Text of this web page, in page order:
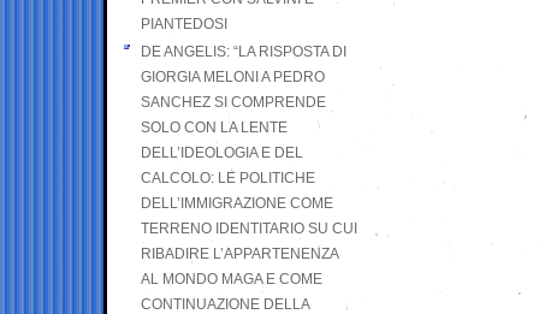
PIANTEDOSI
DE ANGELIS: “LA RISPOSTA DI
GIORGIA MELONI A PEDRO
SANCHEZ SI COMPRENDE
SOLO CON LA LENTE
DELL’IDEOLOGIA E DEL
CALCOLO: LE POLITICHE
DELL’IMMIGRAZIONE COME
TERRENO IDENTITARIO SU CUI
RIBADIRE L’APPARTENENZA
AL MONDO MAGA E COME
CONTINUAZIONE DELLA